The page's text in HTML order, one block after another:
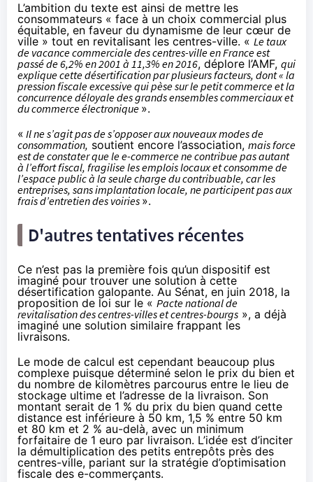
L’ambition du texte est ainsi de mettre les
consommateurs « face à un choix commercial plus
équitable, en faveur du dynamisme de leur cœur de
ville » tout en revitalisant les centres-ville. « Le taux
de vacance commerciale des centres-ville en France est
passé de 6,2% en 2001 à 11,3% en 2016, déplore l’AMF, qui
explique cette désertification par plusieurs facteurs, dont « la
pression fiscale excessive qui pèse sur le petit commerce et la
concurrence déloyale des grands ensembles commerciaux et
du commerce électronique ».
« Il ne s’agit pas de s’opposer aux nouveaux modes de
consommation, soutient encore l’association, mais force
est de constater que le e-commerce ne contribue pas autant
à l’effort fiscal, fragilise les emplois locaux et consomme de
l’espace public à la seule charge du contribuable, car les
entreprises, sans implantation locale, ne participent pas aux
frais d’entretien des voiries ».
D'autres tentatives récentes
Ce n’est pas la première fois qu’un dispositif est
imaginé pour trouver une solution à cette
désertification galopante. Au Sénat, en juin 2018, la
proposition de loi sur le « Pacte national de
revitalisation des centres-villes et centres-bourgs », a déjà
imaginé une solution similaire frappant les
livraisons.
Le mode de calcul est cependant beaucoup plus
complexe puisque déterminé selon le prix du bien et
du nombre de kilomètres parcourus entre le lieu de
stockage ultime et l’adresse de la livraison. Son
montant serait de 1 % du prix du bien quand cette
distance est inférieure à 50 km, 1,5 % entre 50 km
et 80 km et 2 % au-delà, avec un minimum
forfaitaire de 1 euro par livraison. L’idée est d’inciter
la démultiplication des petits entrepôts près des
centres-ville, pariant sur la stratégie d’optimisation
fiscale des e-commerçants.